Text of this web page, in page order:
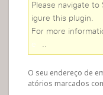
Please navigate to
igure this plugin.
For more
e
O seu endereço de
atórios marcados